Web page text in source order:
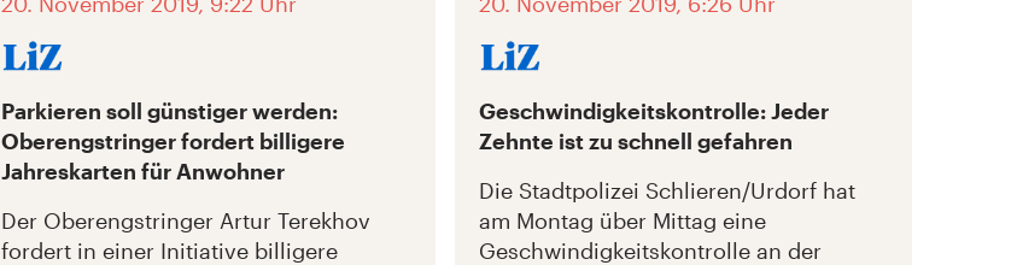
Parkieren soll günstiger werden:
Oberengstringer fordert billigere
Jahreskarten für Anwohner
Der Oberengstringer Artur Terekhov
fordert in einer Initiative billigere
Geschwindigkeitskontrolle: Jeder
Zehnte ist zu schnell gefahren
Die Stadtpolizei Schlieren/Urdorf hat
am Montag über Mittag eine
Geschwindigkeitskontrolle an der